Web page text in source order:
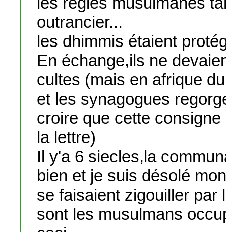
outrancier...
les dhimmis étaient
En échange,ils ne
cultes (mais en afrique
et les synagogues
croire que cette
la lettre)
Il y'a 6 siecles,la
bien et je suis désolé
se faisaient zigouiller par
sont les musulmans